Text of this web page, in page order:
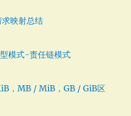
映射总结
模式-责任链模式
，MB / MiB，GB / GiB区